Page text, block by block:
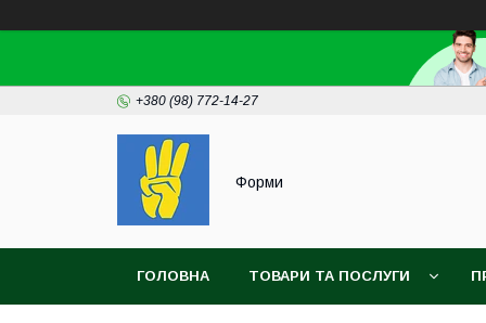
+380 (98) 772-14-27
Форми
ГОЛОВНА ТОВАРИ ТА ПОСЛУГИ